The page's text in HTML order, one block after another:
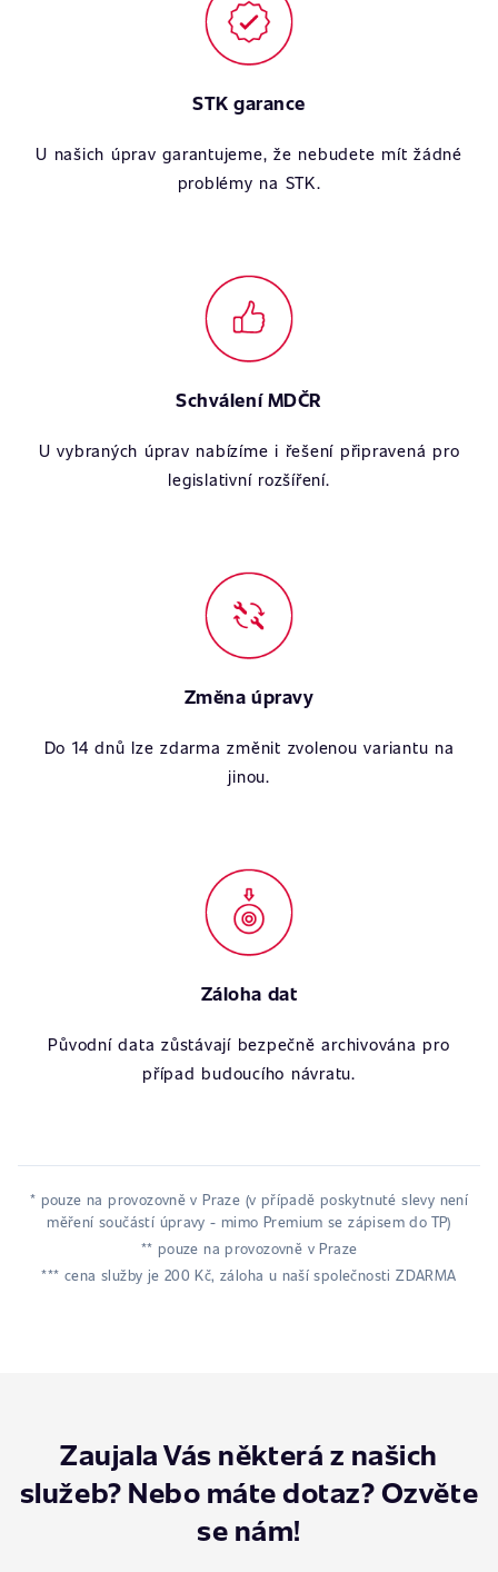
STK garance
U našich úprav garantujeme, že nebudete mít žádné
problémy na STK.
Schválení MDČR
U vybraných úprav nabízíme i řešení připravená pro
legislativní rozšíření.
Změna úpravy
Do 14 dnů lze zdarma změnit zvolenou variantu na
jinou.
Záloha dat
Původní data zůstávají bezpečně archivována pro
případ budoucího návratu.
* pouze na provozovně v Praze (v případě poskytnuté slevy není
měření součástí úpravy - mimo Premium se zápisem do TP)
** pouze na provozovně v Praze
*** cena služby je 200 Kč, záloha u naší společnosti ZDARMA
Zaujala Vás některá z našich
služeb? Nebo máte dotaz? Ozvěte
se nám!